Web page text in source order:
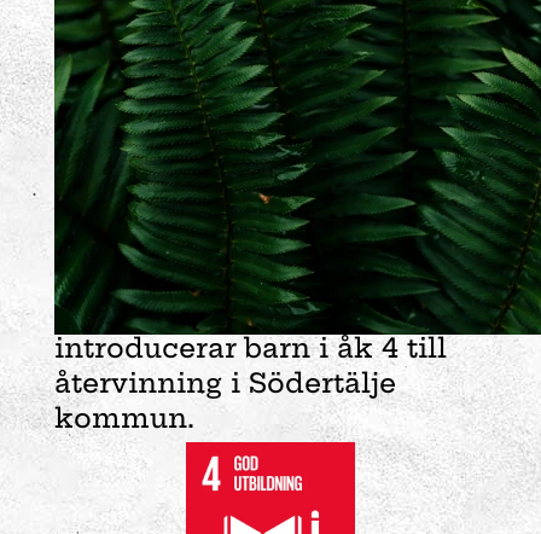
Vår planet har försett oss
med ett överflöd av
naturresurser, men vi
människor har inte nyttjat
det på ett ansvarsfullt sätt
och konsumerar nu långt mer
än vad vår planet klarar av.
Detta skolprogram, som drivs
av Telge återvinning,
introducerar barn i åk 4 till
återvinning i Södertälje
kommun.